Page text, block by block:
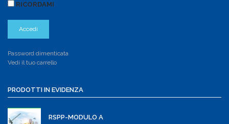
RICORDAMI
Password dimenticata
Vedi il tuo carrello
PRODOTTI IN EVIDENZA
RSPP-MODULO A